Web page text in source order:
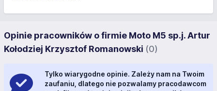
Opinie pracowników o firmie Moto M5 sp.j. Artur
Kołodziej Krzysztof Romanowski (0)
Tylko wiarygodne opinie. Zależy nam na Twoim
zaufaniu, dlatego nie pozwalamy pracodawcom